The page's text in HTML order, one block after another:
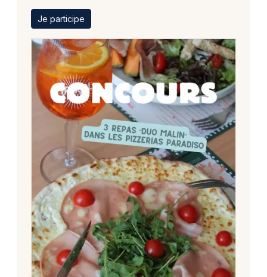
Je participe